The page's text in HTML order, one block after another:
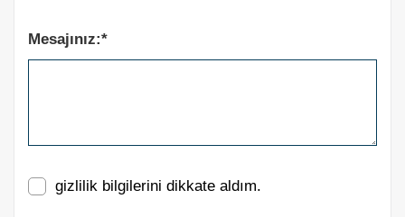
Mesajınız:*
gizlilik bilgilerini dikkate aldım.